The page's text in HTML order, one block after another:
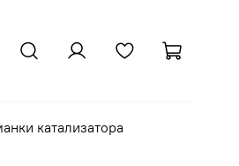
катализатора